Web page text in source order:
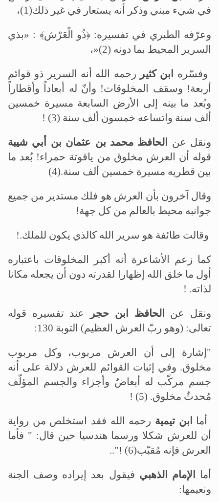
في شيء مبني وذكر أنه يستعار في غير ذلك(1)،
وعرّفه الطبري في تفسيره: ﴿ذُو الْعَرْش﴾ : «بذي
السرير المحيط بما دونه »(2)،
وفسّره ابن كثير رحمه الله أنه السرير ذو قوائم
أربعة! وسقف المخلوقات! وأنّ له أبعاداً وأقطاراً
وبُعد ما بينه إلى الأرض السابعة مسيرة خمسين
ألف سنة واتساعه خمسون ألف سنة ! (3)
ونقل عن
الحافظ محمد بن عثمان بن أبي شيبة
قوله أن العرش مخلوق من ياقوتة حمراء! بُعد ما
بين قطريه مسيرة خمسين ألف سنة(4).
وقال آخرون بأن العرش هو فلك مستدير من جميع
جوانبه محيط بالعالم من كل جهة!
وقالت طائفة هو سرير الله كالذي يكون للملك!.
كما زعم الأشاعرة أنه أكبر المخلوقات باعتباره
أول ما خلق الله إظهارا لقدرته دون أن يجعله مكانا
لذاته! .
ونقل عن الحافظ ابن حجر
عند تفسيره قوله
تعالى: (وهو ربّ العرش العظيم) التوبة 130
:
" إشارة إلى أن العرش مربوب، وكل مربوب
مخلوق. وفي إثبات القوائم للعرش دلالة على أنه
جسم مركّب له أبعاضٌ وأجزاء والجسم المؤلّف
مُحدثٌ مخلوق! (5) .
أما ابن تيمية رحمه الله فقد استخلص من رواية
أن للعرش شكلا ورسما هندسيا حين قال: " فأما
العرش فإنه مُقبّب.."! (6)
أما الإمام الذهبي فيقول بعد إيراده وصف الجنة
ونعيمها: